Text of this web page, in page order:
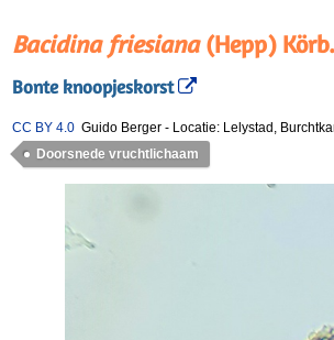
Bacidina friesiana(Hepp) Körb.
Bonte knoopjeskorst
CC BY 4.0 Guido Berger - Locatie: Lelystad,
Doorsnede vruchtlichaam